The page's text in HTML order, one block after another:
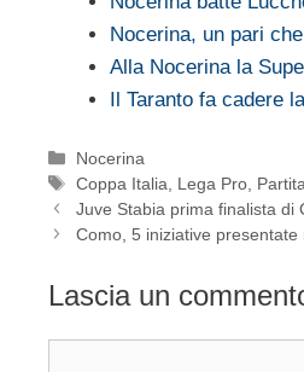
Nocerina, un pari
Alla Nocerina la
Il Taranto fa cadere
Categorie
Nocerina
Tag
Coppa Italia Lega Pro Partita
Juve Stabia prima finalista di
Como, 5 iniziative presentate
Lascia un